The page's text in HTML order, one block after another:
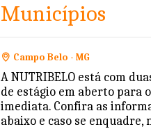
Municípios
Campo Belo - MG
A NUTRIBELO está com
de estágio em aberto para
imediata. Confira as
abaixo e caso se enquadre,